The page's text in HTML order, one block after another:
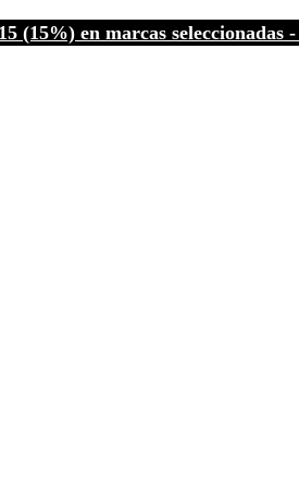
(15%) en marcas seleccionadas